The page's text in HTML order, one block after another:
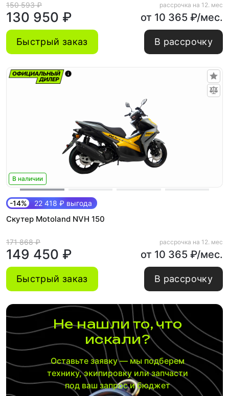
150 593 ₽
130 950 ₽
рассрочка на 12. мес
от 10 365 ₽/мес.
Быстрый заказ В рассрочку
В наличии
-14% 22 418 ₽ выгода
Скутер Motoland NVH 150
171 868 ₽
149 450 ₽
рассрочка на 12. мес
от 10 365 ₽/мес.
Быстрый заказ В рассрочку
Не нашли то, что
искали?
Оставьте заявку — мы подберем
технику, экипировку или запчасти
под ваш запрос и бюджет